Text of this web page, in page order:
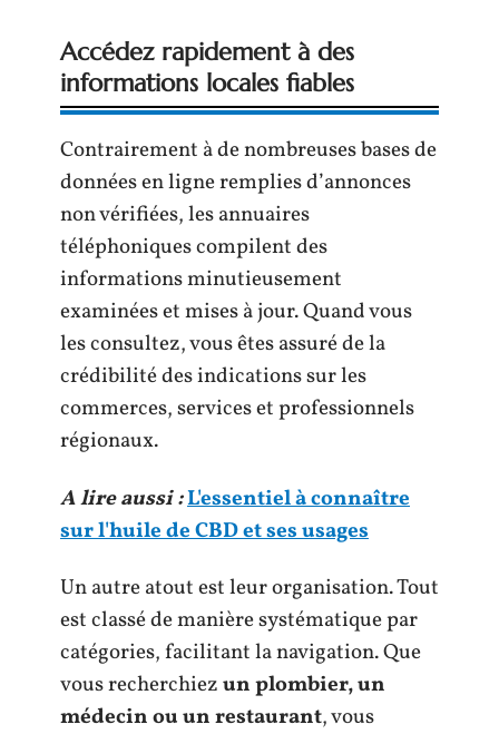
Accédez rapidement à des
informations locales fiables
Contrairement à de nombreuses bases de
données en ligne remplies d’annonces
non vérifiées, les annuaires
téléphoniques compilent des
informations minutieusement
examinées et mises à jour. Quand vous
les consultez, vous êtes assuré de la
crédibilité des indications sur les
commerces, services et professionnels
régionaux.
A lire aussi :L'essentiel à connaître
sur l'huile de CBD et ses usages
Un autre atout est leur organisation. Tout
est classé de manière systématique par
catégories, facilitant la navigation. Que
vous recherchiezun plombier, un
médecin ou un restaurant, vous